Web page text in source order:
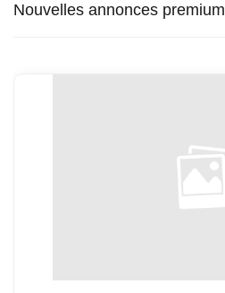
Nouvelles annonces premium